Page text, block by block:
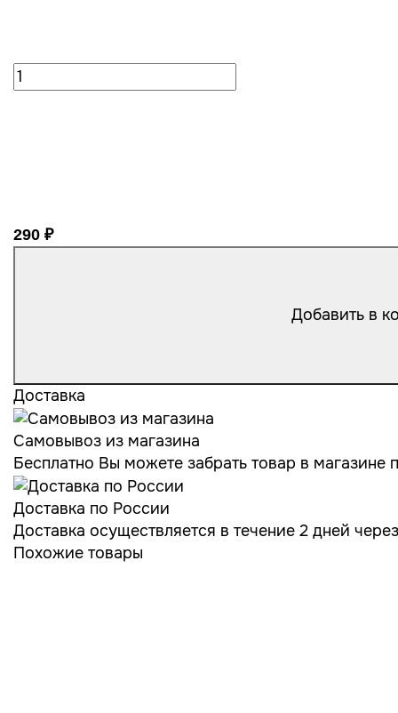
290 ₽
Добавить в
Доставка
Самовывоз из магазина
Бесплатно Вы можете забрать товар в
Доставка по России
Доставка осуществляется в течение 2 дней
Похожие товары